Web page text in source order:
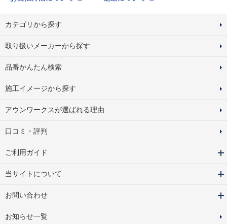
カテゴリから探す
取り扱いメーカーから探す
品番かんたん検索
施工イメージから探す
アウンワークスが選ばれる理由
口コミ・評判
ご利用ガイド
当サイトについて
お問い合わせ
お知らせ一覧